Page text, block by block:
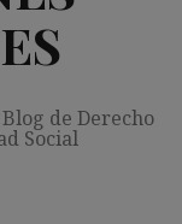
de Derecho
Social